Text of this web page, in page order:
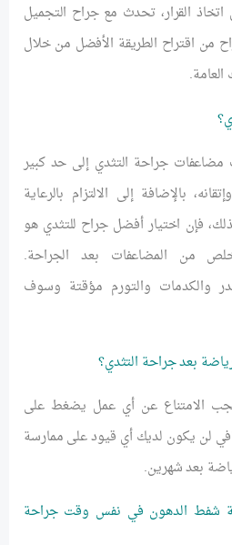
القرار، تحدث مع جراح التجميل
اقتراح الطريقة الأفضل من خلال
جراحة التثدي إلى حد كبير
بالإضافة إلى الالتزام بالرعاية
فإن اختيار أفضل جراح للتثدي هو
من المضاعفات بعد الجراحة.
والكدمات والتورم مؤقتة وسوف
بعد جراحة التثدي؟
الامتناع عن أي عمل يضغط على
لن يكون لديك أي قيود على ممارسة
بعد شهرين.
شفط الدهون في نفس وقت جراحة